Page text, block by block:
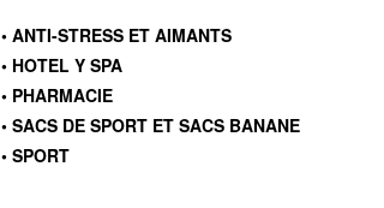
• ANTI-STRESS ET AIMANTS
• HOTEL Y SPA
• PHARMACIE
• SACS DE SPORT ET SACS BANANE
• SPORT